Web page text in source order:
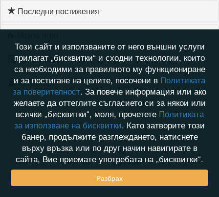
Последни постижения
Хронология на игри
Активност
Този сайт и използваните от него външни услуги
прилагат „бисквитки“ и сходни технологии, които
са необходими за правилното му функциониране
и за постигане на целите, посочени в Политиката
за поверителност. За повече информация или ако
желаете да оттеглите съгласието си за някои или
всички „бисквитки“, моля, прочетете Политиката
за използване на бисквитки. Като затворите този
банер, продължите разглеждането, натиснете
върху връзка или по друг начин навигирате в
сайта, Вие приемате употребата на „бисквитки“.
Разбрах